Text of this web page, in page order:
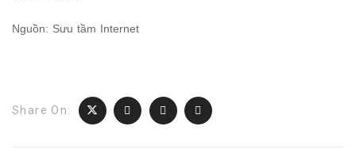
Nguồn: Sưu tầm Internet
Share On: